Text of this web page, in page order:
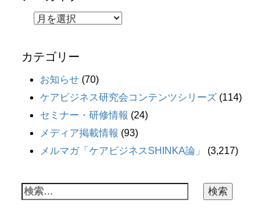
カテゴリー
お知らせ (70)
ケアビジネス研究会コンテンツシリーズ (114)
セミナー・研修情報 (24)
メディア掲載情報 (93)
メルマガ「ケアビジネスSHINKA論」
(3,217)